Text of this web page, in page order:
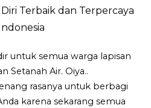
Terbaik dan Terpercaya
untuk semua warga lapisan
Setanah Air. Oiya..
rasanya untuk berbagi
karena sekarang semua